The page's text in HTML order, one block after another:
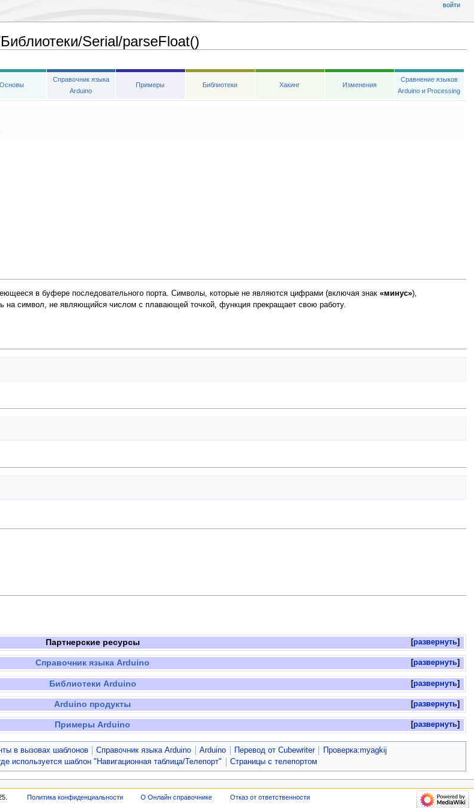
Serial/parseFloat()
Основы
Справочник языка
Arduino
Примеры Библиотеки Хакинг Изменения
Сравнение языков
Arduino и Processing
в буфере последовательного порта. Символы, которые не являются цифрами (включая знак «минус»),
на символ, не являющийся числом с плавающей точкой, функция прекращает свою работу.
развернуть
Партнерские ресурсы
развернуть
Справочник языка Arduino
развернуть
Библиотеки Arduino
развернуть
Arduino продукты
развернуть
Примеры Arduino
в вызовах шаблонов Справочник языка Arduino Arduino Перевод от Сubewriter
Проверка:myagkij
используется шаблон "Навигационная таблица/Телепорт" Страницы с телепортом
войти
Политика конфиденциальности О Онлайн справочнике Отказ от ответственности